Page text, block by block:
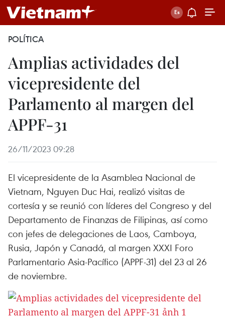
POLÍTICA
Amplias actividades del
vicepresidente del
Parlamento al margen del
APPF-31
26/11/2023 09:28
El vicepresidente de la Asamblea Nacional de
Vietnam, Nguyen Duc Hai, realizó visitas de
cortesía y se reunió con líderes del Congreso y del
Departamento de Finanzas de Filipinas, así como
con jefes de delegaciones de Laos, Camboya,
Rusia, Japón y Canadá, al margen XXXI Foro
Parlamentario Asia-Pacífico (APPF-31) del 23 al 26
de noviembre.